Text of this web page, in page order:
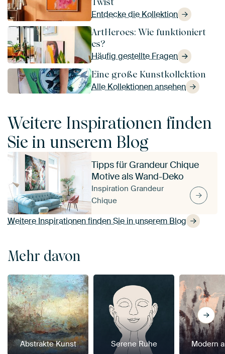
Entdecke die Kollektion
ArtHeroes: Wie funktioniert
es?
Häufig gestellte Fragen
Eine große Kunstkollektion
Alle Kollektionen ansehen
Weitere Inspirationen finden
Sie in unserem Blog
Weitere Inspirationen finden Sie in unserem Blog
Tipps für Grandeur Chique
Motive als Wand-Deko
Inspiration Grandeur
Chique
Mehr davon
Abstrakte Kunst Serene Ruhe Modern